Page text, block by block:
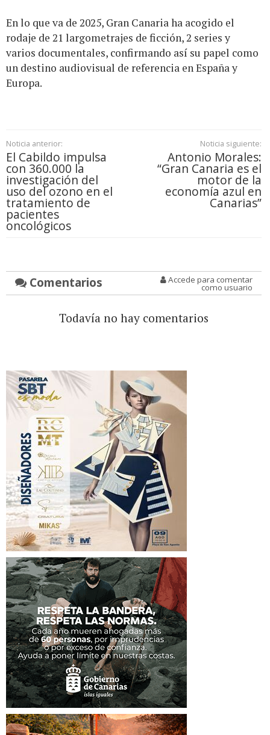
En lo que va de 2025, Gran Canaria ha acogido el
rodaje de 21 largometrajes de ficción, 2 series y
varios documentales, confirmando así su papel como
un destino audiovisual de referencia en España y
Europa.
Noticia anterior:
El Cabildo impulsa
con 360.000 la
investigación del
uso del ozono en el
tratamiento de
pacientes
oncológicos
Noticia siguiente:
Antonio Morales:
“Gran Canaria es el
motor de la
economía azul en
Canarias”
Comentarios Accede para comentar
como usuario
Todavía no hay comentarios